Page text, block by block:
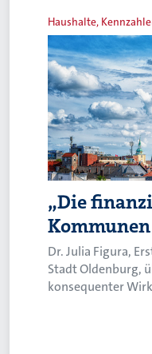
Haushalte,
„Die
Dr. Julia Figura,
Stadt Oldenburg,
konsequenter